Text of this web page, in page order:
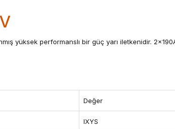
yüksek performanslı bir güç yarı iletkenidir.
Değer
IXYS